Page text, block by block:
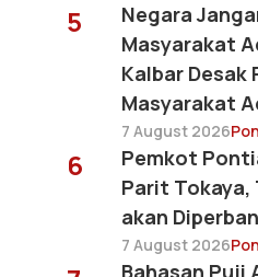
5
Negara
Masyarakat
Kalbar Desak
Masyarakat
7 August 2026
6
Pemkot
Parit Tokaya,
akan
7 August 2026
Bahasan Puji